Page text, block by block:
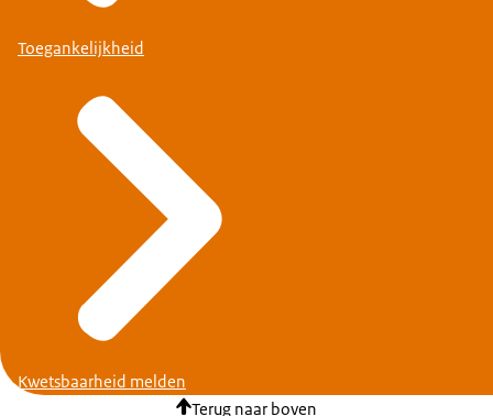
Toegankelijkheid
Kwetsbaarheid melden
Terug naar boven